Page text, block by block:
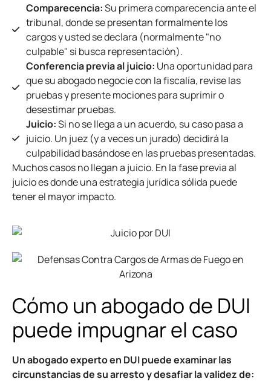
Comparecencia:Su primera comparecencia ante el
tribunal, donde se presentan formalmente los
cargos y usted se declara (normalmente "no
culpable" si busca representación).
Conferencia previa al juicio: Una oportunidad para
que su abogado negocie con la fiscalía, revise las
pruebas y presente mociones para suprimir o
desestimar pruebas.
Juicio:Si no se llega a un acuerdo, su caso pasa a
juicio. Un juez (y a veces un jurado) decidirá la
culpabilidad basándose en las pruebas presentadas.
Muchos casos no llegan a juicio. En la fase previa al
juicio es donde una estrategia jurídica sólida puede
tener el mayor impacto.
Cómo un abogado de DUI
puede impugnar el caso
Un abogado experto en DUI puede examinar las
circunstancias de su arresto y desafiar la validez de: